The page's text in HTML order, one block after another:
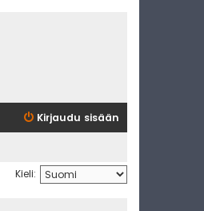
Kirjaudu sisään
Kieli: